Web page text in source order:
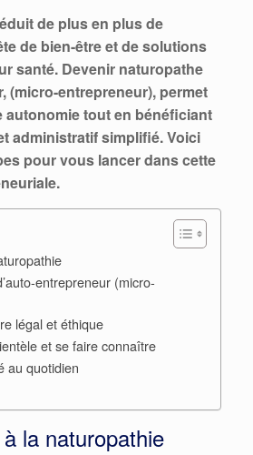
de plus en plus de
de bien-être et de solutions
santé. Devenir naturopathe
(micro-entrepreneur), permet
autonomie tout en bénéficiant
administratif simplifié. Voici
pour vous lancer dans cette
entrepreneur (micro-
légal et éthique
et se faire connaître
au quotidien
la naturopathie